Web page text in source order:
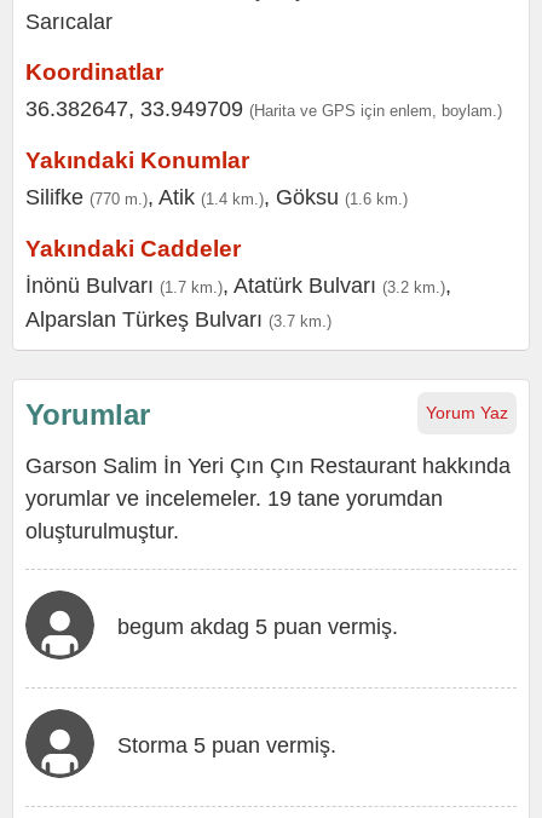
Koordinatlar
36.382647, 33.949709 (Harita ve GPS için enlem, boylam.)
Yakındaki Konumlar
Silifke (770 m.), Atik (1.4 km.), Göksu (1.6 km.)
Yakındaki Caddeler
İnönü Bulvarı (1.7 km.), Atatürk Bulvarı (3.2 km.),
Alparslan Türkeş Bulvarı (3.7 km.)
Yorum Yaz
Yorumlar
Garson Salim İn Yeri Çın Çın Restaurant hakkında
yorumlar ve incelemeler. 19 tane yorumdan
oluşturulmuştur.
begum akdag 5 puan vermiş.
Storma 5 puan vermiş.